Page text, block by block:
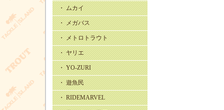
・ ムカイ
・ メガバス
・ メトロトラウト
・ ヤリエ
・ YO-ZURI
・ 遊魚民
・ RIDEMARVEL